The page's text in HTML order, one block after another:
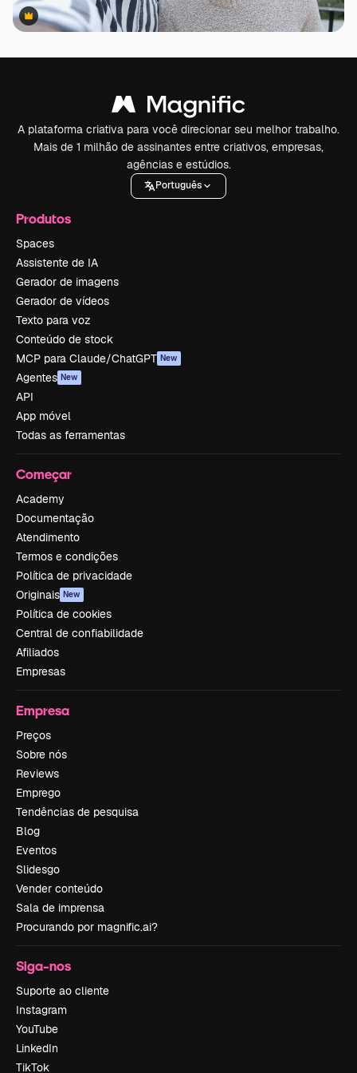
Premium
Premium
A plataforma criativa para você direcionar seu melhor trabalho.
Mais de 1 milhão de assinantes entre criativos, empresas,
agências e estúdios.
Português
Produtos
Spaces
Assistente de IA
Gerador de imagens
Gerador de vídeos
Texto para voz
Conteúdo de stock
MCP para Claude/ChatGPT New
Agentes New
API
App móvel
Todas as ferramentas
Começar
Academy
Documentação
Atendimento
Termos e condições
Política de privacidade
Originais New
Política de cookies
Central de confiabilidade
Afiliados
Empresas
Empresa
Preços
Sobre nós
Reviews
Emprego
Tendências de pesquisa
Blog
Eventos
Slidesgo
Vender conteúdo
Sala de imprensa
Procurando por magnific.ai?
Siga-nos
Suporte ao cliente
Instagram
YouTube
LinkedIn
TikTok